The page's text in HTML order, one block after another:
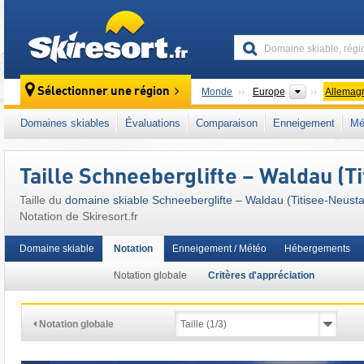
Sélectionner une région Monde Europe Continents
Ce domaine skiable se situe aussi dans :
Europe de l'Ouest
Europe centrale Union
Domaines skiables Évaluations Comparaison Enneigement
Taille Schneeberglifte – Waldau
Taille du domaine skiable Schneeberglifte – Waldau (Titisee-
Notation de Skiresort.fr
Domaine skiable Notation
Notation globale Critères d'appréciation
Enneigement / Météo Hébergements
Notation globale